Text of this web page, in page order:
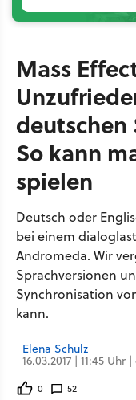
Mass
deutschen
So kann
spielen
Deutsch oder
bei einem
Andromeda. Wir
Sprachversionen
Synchronisation
kann.
Elena Schulz
16.03.2017 | 11:45
0 52